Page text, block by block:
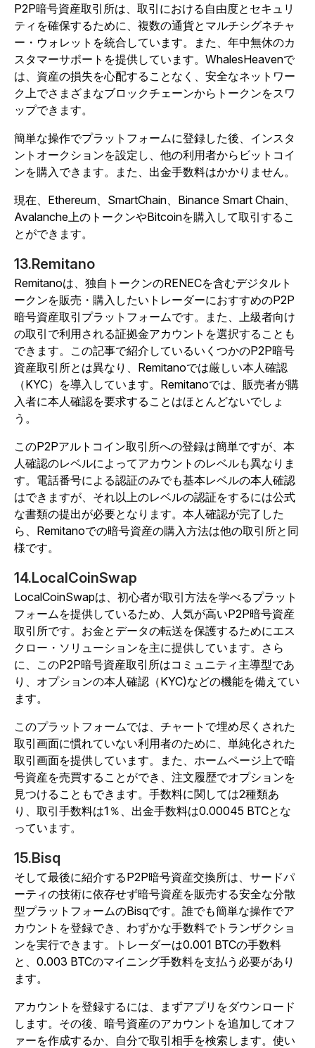
P2P暗号資産取引所は、取引における自由度とセキュリ
ティを確保するために、複数の通貨とマルチシグネチャ
ー・ウォレットを統合しています。また、年中無休のカ
スタマーサポートを提供しています。WhalesHeavenで
は、資産の損失を心配することなく、安全なネットワー
ク上でさまざまなブロックチェーンからトークンをスワ
ップできます。
簡単な操作でプラットフォームに登録した後、インスタ
ントオークションを設定し、他の利用者からビットコイ
ンを購入できます。また、出金手数料はかかりません。
現在、Ethereum、SmartChain、Binance Smart Chain、
Avalanche上のトークンやBitcoinを購入して取引するこ
とができます。
13.Remitano
Remitanoは、独自トークンのRENECを含むデジタルト
ークンを販売・購入したいトレーダーにおすすめのP2P
暗号資産取引プラットフォームです。また、上級者向け
の取引で利用される証拠金アカウントを選択することも
できます。この記事で紹介しているいくつかのP2P暗号
資産取引所とは異なり、Remitanoでは厳しい本人確認
（KYC）を導入しています。Remitanoでは、販売者が購
入者に本人確認を要求することはほとんどないでしょ
う。
このP2Pアルトコイン取引所への登録は簡単ですが、本
人確認のレベルによってアカウントのレベルも異なりま
す。電話番号による認証のみでも基本レベルの本人確認
はできますが、それ以上のレベルの認証をするには公式
な書類の提出が必要となります。本人確認が完了した
ら、Remitanoでの暗号資産の購入方法は他の取引所と同
様です。
14.LocalCoinSwap
LocalCoinSwapは、初心者が取引方法を学べるプラット
フォームを提供しているため、人気が高いP2P暗号資産
取引所です。お金とデータの転送を保護するためにエス
クロー・ソリューションを主に提供しています。さら
に、このP2P暗号資産取引所はコミュニティ主導型であ
り、オプションの本人確認（KYC)などの機能を備えてい
ます。
このプラットフォームでは、チャートで埋め尽くされた
取引画面に慣れていない利用者のために、単純化された
取引画面を提供しています。また、ホームページ上で暗
号資産を売買することができ、注文履歴でオプションを
見つけることもできます。手数料に関しては2種類あ
り、取引手数料は1％、出金手数料は0.00045 BTCとな
っています。
15.Bisq
そして最後に紹介するP2P暗号資産交換所は、サードパ
ーティの技術に依存せず暗号資産を販売する安全な分散
型プラットフォームのBisqです。誰でも簡単な操作でア
カウントを登録でき、わずかな手数料でトランザクショ
ンを実行できます。トレーダーは0.001 BTCの手数料
と、0.003 BTCのマイニング手数料を支払う必要があり
ます。
アカウントを登録するには、まずアプリをダウンロード
します。その後、暗号資産のアカウントを追加してオフ
ァーを作成するか、自分で取引相手を検索します。使い